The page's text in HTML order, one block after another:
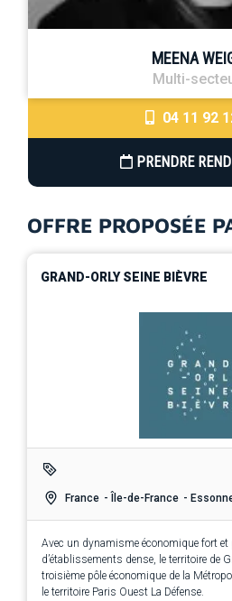
MEENA
Multi-
04 11 92
PRENDRE
OFFRE PROPOSÉE
GRAND-ORLY SEINE BIÈVRE
France - Île-de-France -
Avec un dynamisme économique fort
d’établissements dense, le territoire de
troisième pôle économique de la
le territoire Paris Ouest La Défense.